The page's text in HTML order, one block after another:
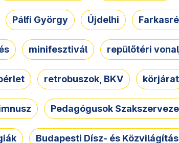
Pálfi György Újdelhi
minifesztivál repülőtéri
retrobuszok, BKV körjárat
Pedagógusok
Budapesti Dísz- és